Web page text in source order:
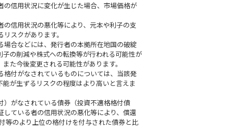
信用状況に変化が生じた場合、市場価格が
信用状況の悪化等により、元本や利子の支
スクがあります。
合などには、発行者の本拠所在地国の破綻
の削減や株式への転換等が行われる可能性が
た今後変更される可能性があります。
付がなされているものについては、当該発
が生ずるリスクの程度はより高いと言えま
がなされている債券（投資不適格格付債
ている者の信用状況の悪化等により、償還
等のより上位の格付けを付与された債券と比